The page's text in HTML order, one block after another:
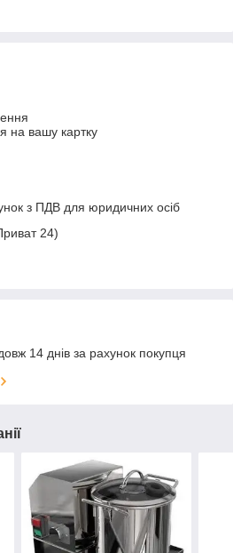
на вашу картку
з ПДВ для юридичних осіб
24)
14 днів за рахунок покупця